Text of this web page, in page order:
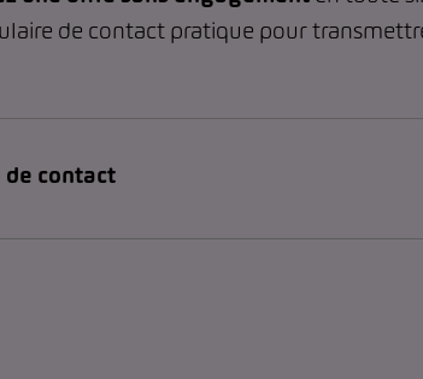
de contact pratique pour
de contact